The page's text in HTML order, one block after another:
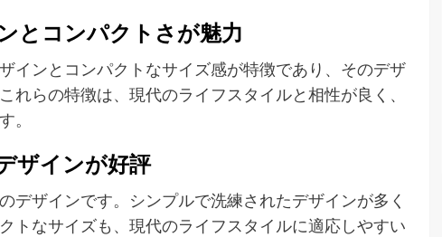
とコンパクトさが魅力
インとコンパクトなサイズ感が特徴であり、そのデザ
らの特徴は、現代のライフスタイルと相性が良く、
。
ザインが好評
デザインです。シンプルで洗練されたデザインが多く
トなサイズも、現代のライフスタイルに適応しやすい